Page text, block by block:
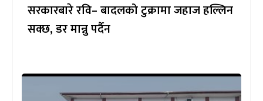
सरकारबारे रवि– बादलको टुक्रामा जहाज हल्लिन
सक्छ, डर मान्नु पर्दैन